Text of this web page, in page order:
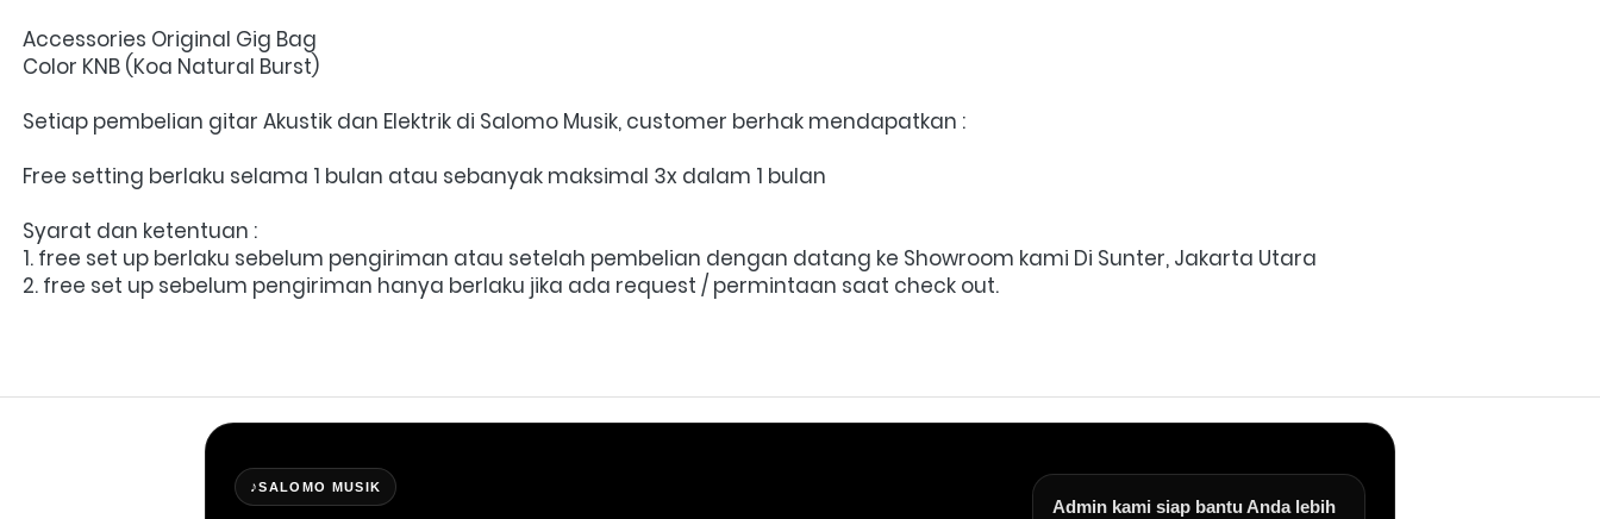
Accessories Original Gig Bag
Color KNB (Koa Natural Burst)
Setiap pembelian gitar Akustik dan Elektrik di Salomo Musik, customer berhak mendapatkan :
Free setting berlaku selama 1 bulan atau sebanyak maksimal 3x dalam 1 bulan
Syarat dan ketentuan :
1. free set up berlaku sebelum pengiriman atau setelah pembelian dengan datang ke Showroom kami Di Sunter, Jakarta Utara
2. free set up sebelum pengiriman hanya berlaku jika ada request / permintaan saat check out.
♪SALOMO MUSIK
Admin kami siap bantu Anda lebih